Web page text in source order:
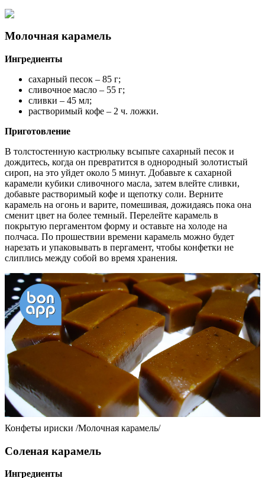
Молочная карамель
Ингредиенты
сахарный песок – 85 г;
сливочное масло – 55 г;
сливки – 45 мл;
растворимый кофе – 2 ч. ложки.
Приготовление
В толстостенную кастрюльку всыпьте сахарный песок и
дождитесь, когда он превратится в однородный золотистый
сироп, на это уйдет около 5 минут. Добавьте к сахарной
карамели кубики сливочного масла, затем влейте сливки,
добавьте растворимый кофе и щепотку соли. Верните
карамель на огонь и варите, помешивая, дожидаясь пока она
сменит цвет на более темный. Перелейте карамель в
покрытую пергаментом форму и оставьте на холоде на
полчаса. По прошествии времени карамель можно будет
нарезать и упаковывать в пергамент, чтобы конфетки не
слиплись между собой во время хранения.
Конфеты ириски /Молочная карамель/
Соленая карамель
Ингредиенты